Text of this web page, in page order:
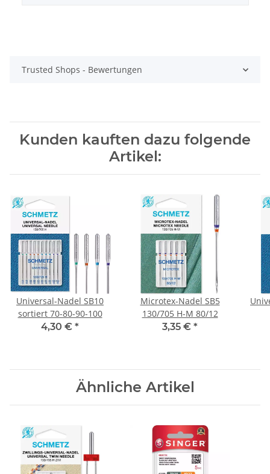
Trusted Shops - Bewertungen
Kunden kauften dazu folgende
Artikel:
Universal-Nadel SB10
sortiert 70-80-90-100
4,30 € *
Microtex-Nadel SB5
130/705 H-M 80/12
3,35 € *
Ähnliche Artikel